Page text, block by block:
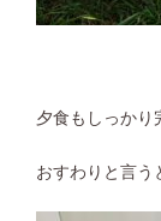
夕食もしっかり
おすわりと言